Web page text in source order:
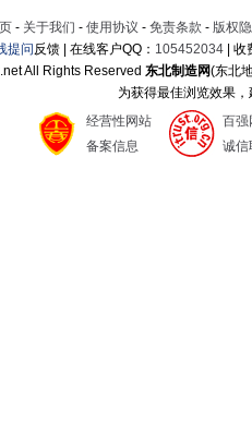
- 关于我们 - 使用协议 - 免责条款 - 版权
提问反馈 | 在线客户QQ： 105452034 |
All Rights Reserved东北制造网(东北
为获得最佳浏览效果
经营性网站
备案信息
百强
诚信